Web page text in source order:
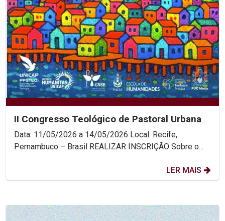
II Congresso Teológico de Pastoral Urbana
Data: 11/05/2026 a 14/05/2026 Local: Recife,
Pernambuco – Brasil REALIZAR INSCRIÇÃO Sobre o...
LER MAIS